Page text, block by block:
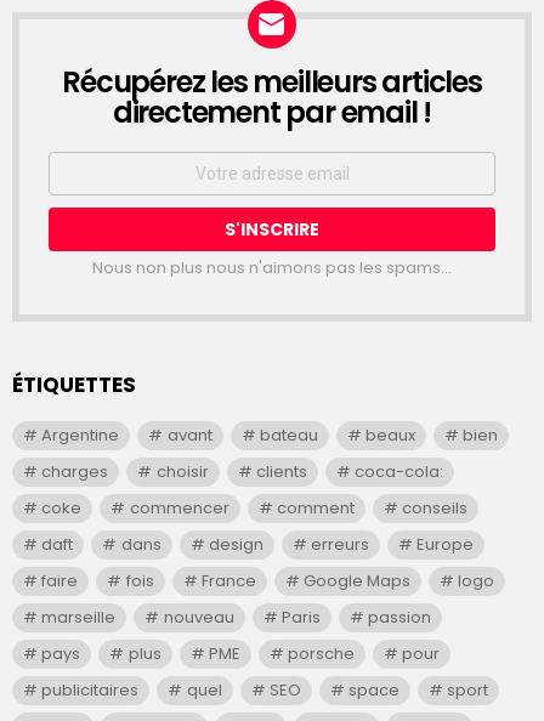
NEWSLETTER
Récupérez les meilleurs articles
directement par email !
Email
Nous non plus nous n'aimons pas les spams...
ÉTIQUETTES
Argentine avant bateau beaux
bien
charges
choisir clients
coca-cola:
coke
commencer comment
conseils
daft
dans design erreurs
Europe
faire
fois France Google Maps
logo
marseille
nouveau Paris
passion
pays
plus PME porsche
pour
publicitaires
quel SEO space
sport